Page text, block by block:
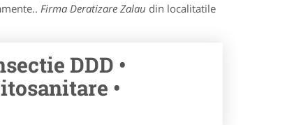
Firma Deratizare Zalau din localitatile
DDD •
•